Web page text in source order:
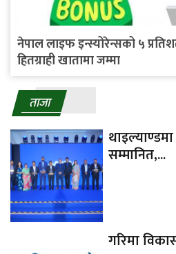
नेपाल लाइफ इन्स्योरेन्सको ५
हितग्राही खातामा जम्मा
ताजा
सम्मानित,...
गरिमा